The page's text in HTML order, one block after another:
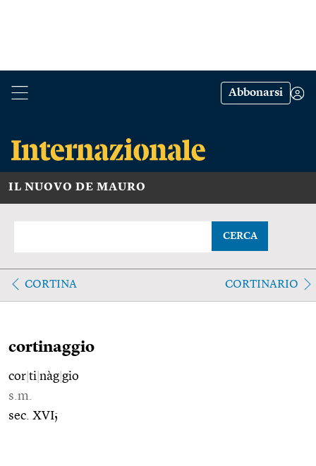
Abbonarsi
IL NUOVO DE MAURO
CERCA
CORTINA CORTINARIO
cortinaggio
cor ti nàg gio
s.m.
sec. XVI;